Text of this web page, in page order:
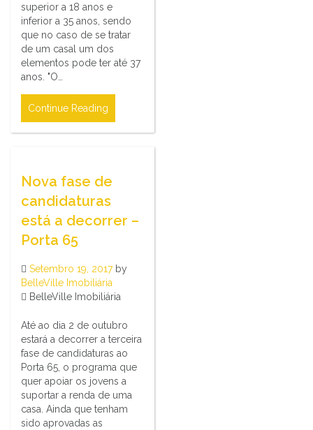
superior a 18 anos e
inferior a 35 anos, sendo
que no caso de se tratar
de um casal um dos
elementos pode ter até 37
anos. "O…
Continue Reading
Nova fase de
candidaturas
está a decorrer –
Porta 65
Setembro 19, 2017by
BelleVille Imobiliária
BelleVille Imobiliária
Até ao dia 2 de outubro
estará a decorrer a terceira
fase de candidaturas ao
Porta 65, o programa que
quer apoiar os jovens a
suportar a renda de uma
casa. Ainda que tenham
sido aprovadas as